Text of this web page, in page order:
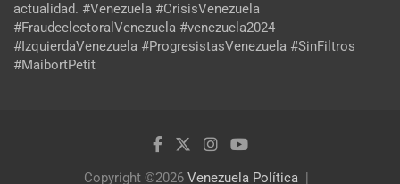
actualidad. #Venezuela #CrisisVenezuela
#FraudeelectoralVenezuela #venezuela2024
#IzquierdaVenezuela #ProgresistasVenezuela #SinFiltros
#MaibortPetit
Copyright ©2026 Venezuela Política